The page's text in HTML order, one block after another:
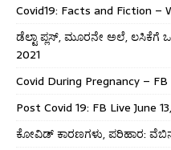
Covid19: Facts and Fiction –
ಡೆಲ್ಟಾ ಪ್ಲಸ್, ಮೂರನೇ ಅಲೆ, ಲಸಿಕೆಗೆ
2021
Covid During Pregnancy – FB
Post Covid 19: FB Live June
ಕೋವಿಡ್ ಕಾರಣಗಳು, ಪರಿಹಾರ: